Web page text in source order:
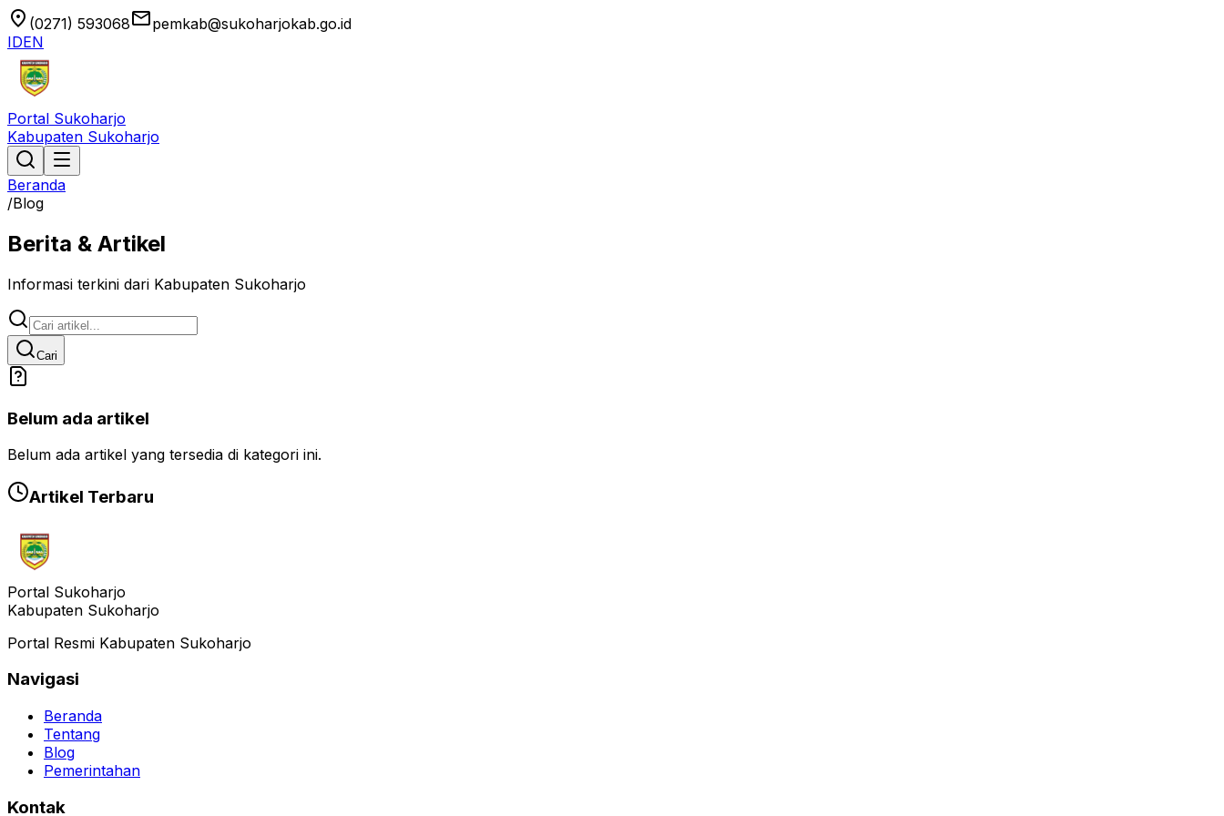
location_on (0271) 593068emailpemkab@sukoharjokab.go.id
IDEN
Portal Sukoharjo
Kabupaten Sukoharjo
Beranda
/Blog
Berita & Artikel
Informasi terkini dari Kabupaten Sukoharjo
Cari
Belum ada artikel
Belum ada artikel yang tersedia di kategori ini.
Artikel Terbaru
Portal Sukoharjo
Kabupaten Sukoharjo
Portal Resmi Kabupaten Sukoharjo
Navigasi
Beranda
Tentang
Blog
Pemerintahan
Kontak